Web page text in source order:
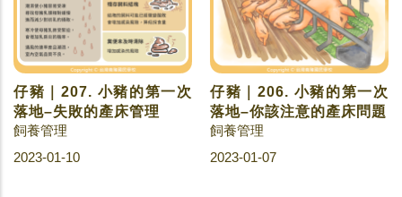
仔豬｜207. 小豬的第一次
落地–失敗的產床管理
飼養管理
2023-01-10
仔豬｜206. 小豬的第一次
落地–你該注意的產床問題
飼養管理
2023-01-07